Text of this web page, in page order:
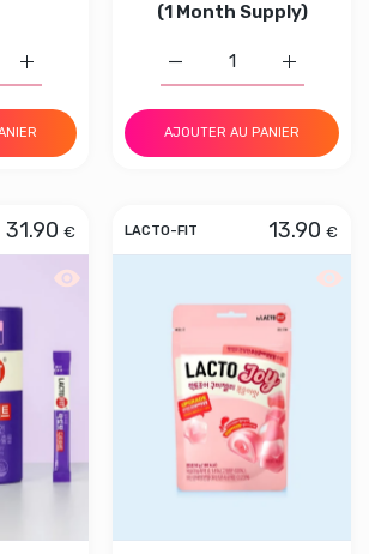
Augmenter la quantité de LACTO
(1 Month Supply)
Augmenter la quantité
AJOUTER AU PANIER
31.90 €
Aperçu rapide LACTO-FIT Diet 60
LACTO-FIT 13.90 €